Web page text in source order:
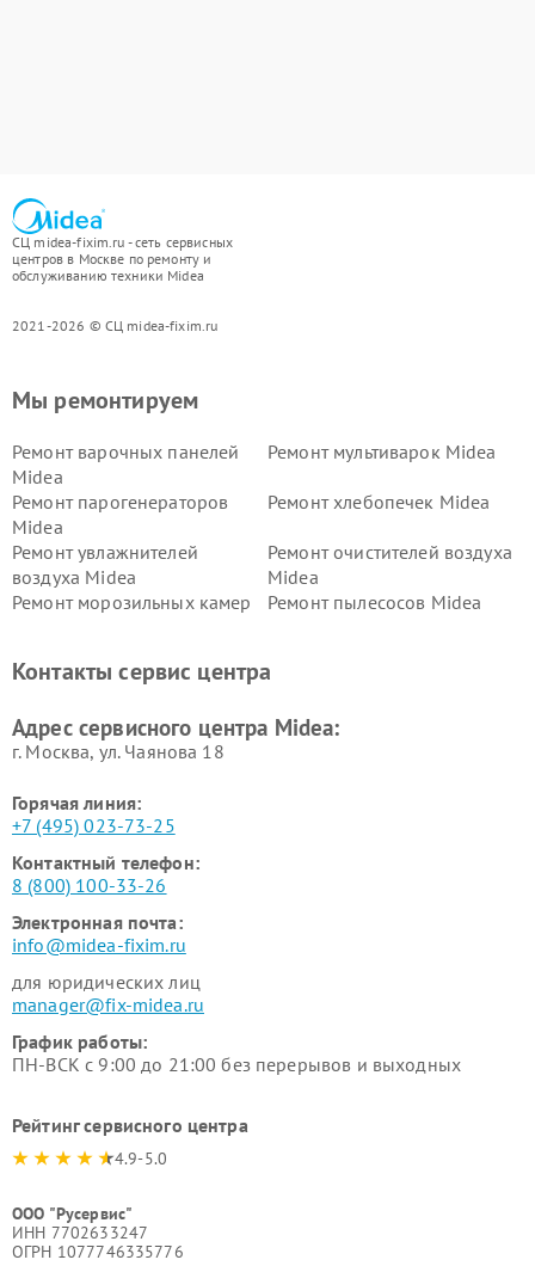
СЦ midea-fixim.ru - сеть сервисных
центров в Москве по ремонту и
обслуживанию техники Midea
2021-2026 © СЦ midea-fixim.ru
Мы ремонтируем
Ремонт варочных панелей
Midea
Ремонт мультиварок Midea
Ремонт парогенераторов
Midea
Ремонт хлебопечек Midea
Ремонт увлажнителей
воздуха Midea
Ремонт очистителей воздуха
Midea
Ремонт морозильных камер
Ремонт пылесосов Midea
пылесосов Midea
Midea
Контакты сервис центра
Адрес сервисного центра Midea:
г. Москва, ул. Чаянова 18
Горячая линия:
+7 (495) 023-73-25
Контактный телефон:
8 (800) 100-33-26
Электронная почта:
info@midea-fixim.ru
для юридических лиц
manager@fix-midea.ru
График работы:
ПН-ВСК с 9:00 до 21:00 без перерывов и выходных
Рейтинг сервисного центра
4.9-5.0
ООО "Русервис"
ИНН 7702633247
ОГРН 1077746335776